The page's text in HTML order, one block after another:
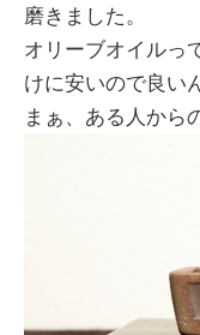
磨きました。
オリーブオイルっ
けに安いので良い
まぁ、ある人から